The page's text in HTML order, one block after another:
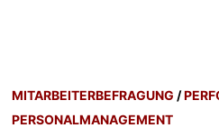
MITARBEITERBEFRAGUNG /
PERSONALMANAGEMENT